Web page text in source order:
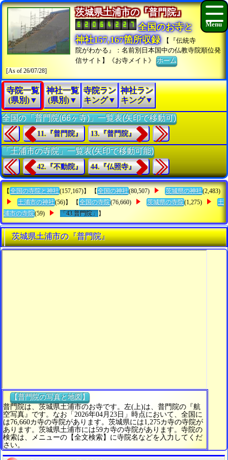
茨城県土浦市の『普門院』
全国のお寺と
神社157,167箇所収録
【『伝統寺
院がわかる』：名前別日本国中の仏教寺院順位発
信サイト】《お寺メイト》ホーム
[As of 26/07/28]
寺院一覧
(県別)▼
神社一覧
(県別)▼
寺院ラン
キング▼
神社ラン
キング▼
全国の「普門院(66ヶ寺)」一覧表(矢印で移動可)
11.『普門院』 13.『普門院』
「土浦市の寺院」一覧表(矢印で移動可能)
42.『不動院』 44.『仏照寺』
【 全国の寺院と神社(157,167)】 【 全国の神社(80,507) 茨城県の神社(2,483)
土浦市の神社(56)】 【 全国の寺院(76,660) 茨城県の寺院(1,275)
土
浦市の寺院(59) 「43.普門院」 】
茨城県土浦市の『普門院』
【普門院の写真と地図】
普門院は、茨城県土浦市のお寺です。左(上)は、普門院の『航
空写真』です。なお「2026年04月23日」時点において、全国に
は76,660カ寺の寺院があります。茨城県には1,275カ寺の寺院が
あります。茨城県土浦市には59カ寺の寺院があります。寺院の
検索は、メニューの【全文検索】に寺院名などを入力してくだ
さい。